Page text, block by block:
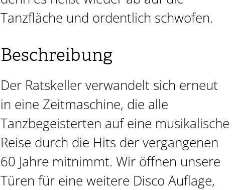
Tanzfläche und ordentlich schwofen.
Beschreibung
Der Ratskeller verwandelt sich erneut
in eine Zeitmaschine, die alle
Tanzbegeisterten auf eine musikalische
Reise durch die Hits der vergangenen
60 Jahre mitnimmt. Wir öffnen unsere
Türen für eine weitere Disco Auflage,